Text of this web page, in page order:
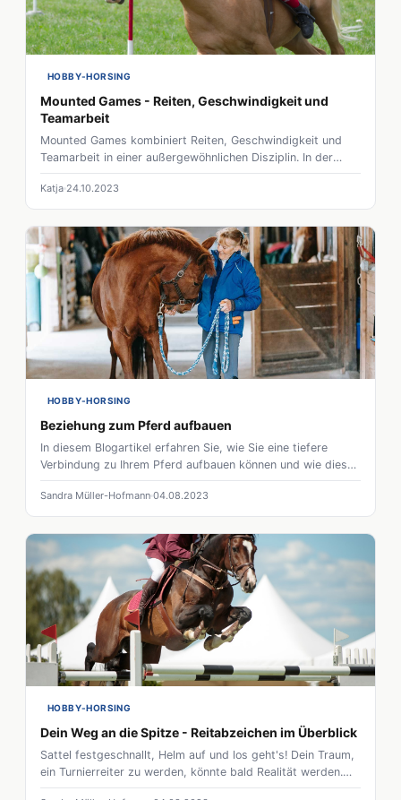
HOBBY-HORSING
Mounted Games - Reiten, Geschwindigkeit und
Teamarbeit
Mounted Games kombiniert Reiten, Geschwindigkeit und
Teamarbeit in einer außergewöhnlichen Disziplin. In der
Reitsportwelt ist es für viele noch eine unbekannte
Sportart, die sich aber durch aufregende und lebhafte
Wettbewerbe auszeichnet.
Katja 24.10.2023
HOBBY-HORSING
Beziehung zum Pferd aufbauen
In diesem Blogartikel erfahren Sie, wie Sie eine tiefere
Verbindung zu Ihrem Pferd aufbauen können und wie diese
Beziehung Ihr Leben und das Ihres Pferdes bereichern kann.
Sandra Müller-Hofmann 04.08.2023
HOBBY-HORSING
Dein Weg an die Spitze - Reitabzeichen im Überblick
Sattel festgeschnallt, Helm auf und los geht's! Dein Traum,
ein Turnierreiter zu werden, könnte bald Realität werden.
Der erste Schritt? Das Ablegen der Reitabzeichen.